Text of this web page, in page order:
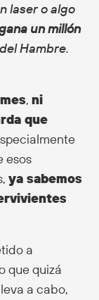
laser o algo
un millón
Hambre.
, ni
que
esos
ya sabemos
a
que quizá
a cabo,